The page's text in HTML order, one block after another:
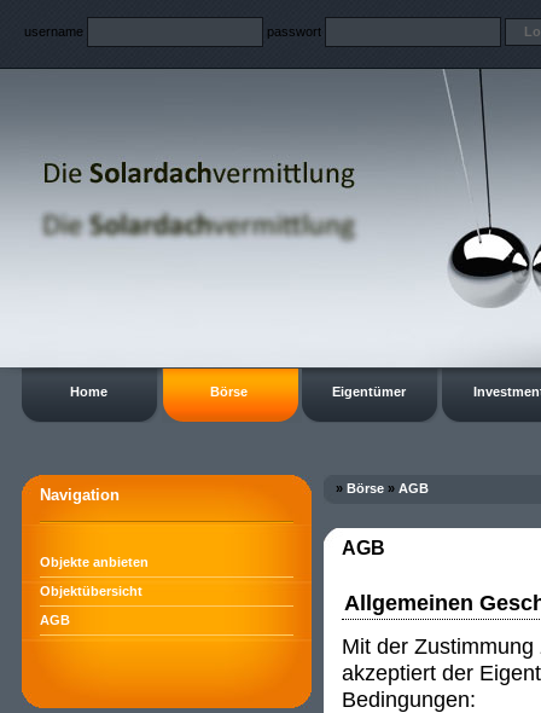
username passwort
Home Börse Eigentümer
Navigation
Objekte anbieten
Objektübersicht
AGB
» Börse » AGB
AGB
Allgemeinen
Mit der Zustimmung
akzeptiert der
Bedingungen: